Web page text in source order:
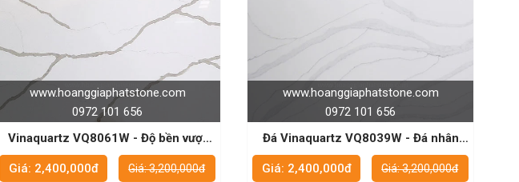
www.hoanggiaphatstone.com
0972 101 656
Vinaquartz VQ8061W - Độ bền vượt
trội, dễ dàng bảo quản
Giá: 2,400,000đ
Giá: 3,200,000đ
www.hoanggiaphatstone.com
0972 101 656
Đá Vinaquartz VQ8039W - Đá nhân
tạo cao cấp với màu sắc thanh lịch
Giá: 2,400,000đ
Giá: 3,200,000đ